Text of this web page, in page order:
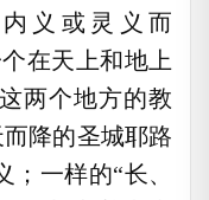
义或灵义而
在天上和地上
两个地方的教
降的圣城耶路
一样的“长、